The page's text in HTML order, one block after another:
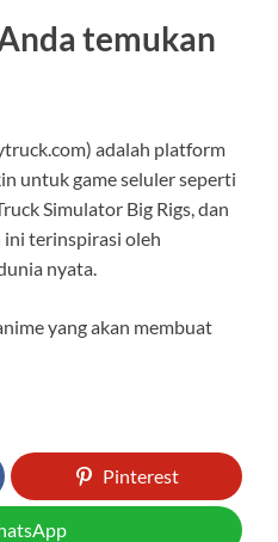
temukan
adalah platform
untuk game seluler seperti
Simulator Big Rigs, dan
ini terinspirasi oleh
nyata.
yang akan membuat
Pinterest